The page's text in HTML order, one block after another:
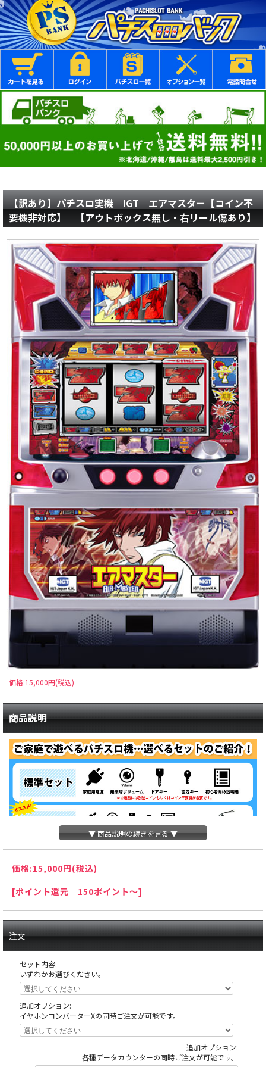
【訳あり】パチスロ実機 IGT エアマスター【コイン不
要機非対応】 【アウトボックス無し・右リール傷あり】
価格:15,000円(税込)
商品説明
天井の木枠部分に島へ固定する為にホールが空けたネジ穴がありますが、これ
は修復できない部分ですので予めご了承下さい。
▼ 商品説明の続きを見る ▼
価格:15,000円(税込)
[ポイント還元 150ポイント～]
注文
セット内容:
いずれかお選びください。
追加オプション:
イヤホンコンバーターXの同時ご注文が可能です。
追加オプション:
各種データカウンターの同時ご注文が可能です。